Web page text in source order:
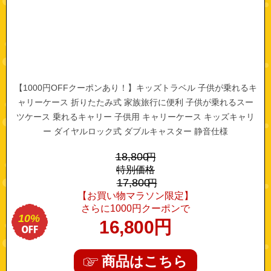
【1000円OFFクーポンあり！】キッズトラベル 子供が乗れるキ
ャリーケース 折りたたみ式 家族旅行に便利 子供が乗れるスー
ツケース 乗れるキャリー 子供用 キャリーケース キッズキャリ
ー ダイヤルロック式 ダブルキャスター 静音仕様
18,800円
特別価格
17,800円
【お買い物マラソン限定】
さらに1000円クーポンで
16,800円
10%
商品はこちら